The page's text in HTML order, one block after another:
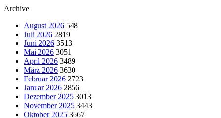
Archive
August 2026 548
Juli 2026 2819
Juni 2026 3513
Mai 2026 3051
April 2026 3489
März 2026 3630
Februar 2026 2723
Januar 2026 2856
Dezember 2025 3013
November 2025 3443
Oktober 2025 3667